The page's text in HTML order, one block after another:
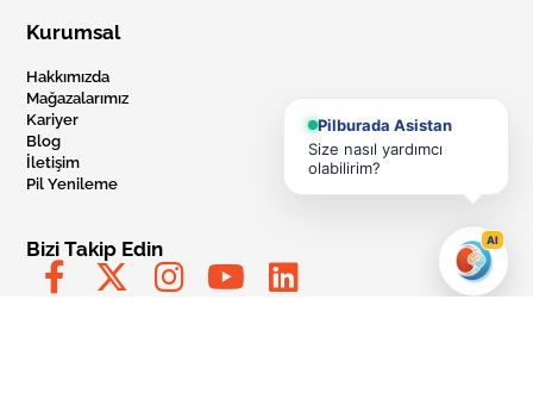
Kurumsal
Hakkımızda
Mağazalarımız
Kariyer
Blog
İletişim
Pil Yenileme
Bizi Takip Edin
Pilburada Asistan
Size nasıl yardımcı
olabilirim?
AI